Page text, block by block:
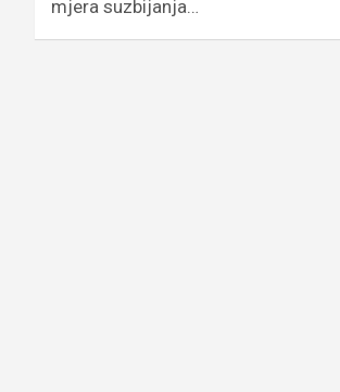
mjera suzbijanja…